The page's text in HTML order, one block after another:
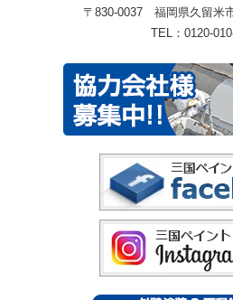
〒830-0037 福岡県久留米
TEL：0120-